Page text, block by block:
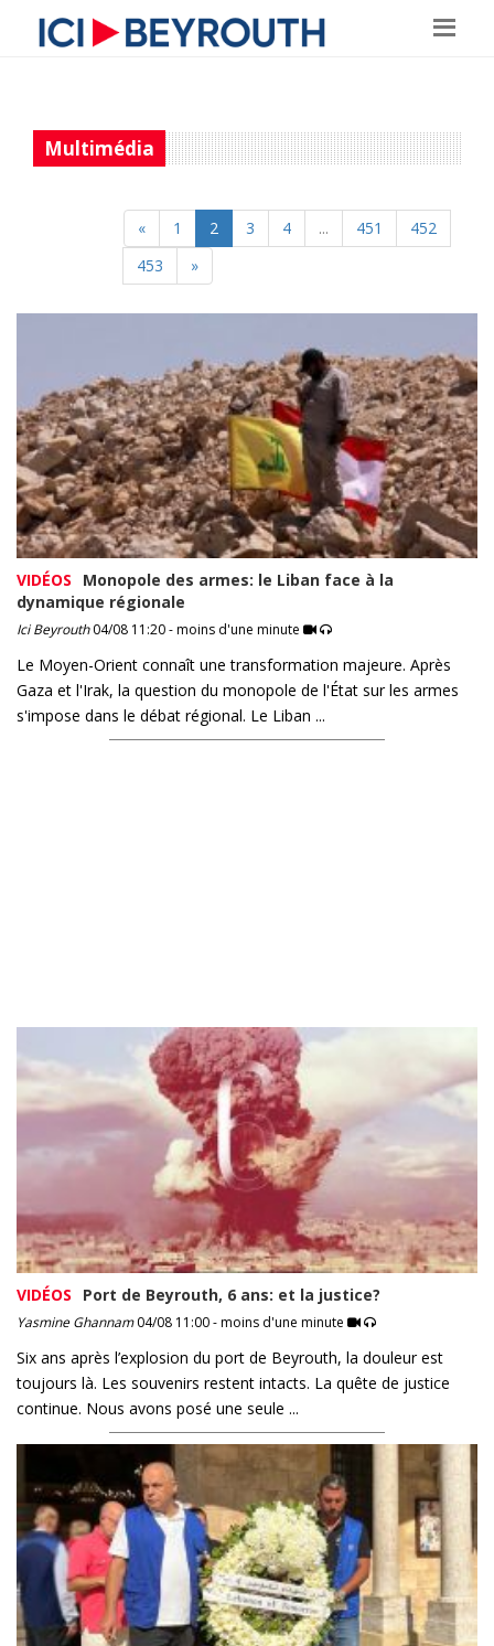
Multimédia
« 1 2 3 4 ... 451
452
453
»
VIDÉOS
Monopole des armes: le Liban face à la
dynamique régionale
Ici Beyrouth04/08 11:20 - moins d'une minute
Le Moyen-Orient connaît une transformation majeure. Après
Gaza et l'Irak, la question du monopole de l'État sur les armes
s'impose dans le débat régional. Le Liban ...
VIDÉOS Port de Beyrouth, 6 ans: et la justice?
Yasmine Ghannam04/08 11:00 - moins d'une minute
Six ans après l’explosion du port de Beyrouth, la douleur est
toujours là. Les souvenirs restent intacts. La quête de justice
continue. Nous avons posé une seule ...